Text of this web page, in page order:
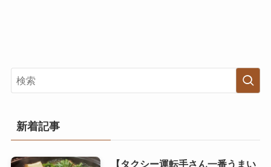
新着記事
【タクシー運転手さん一番うまい